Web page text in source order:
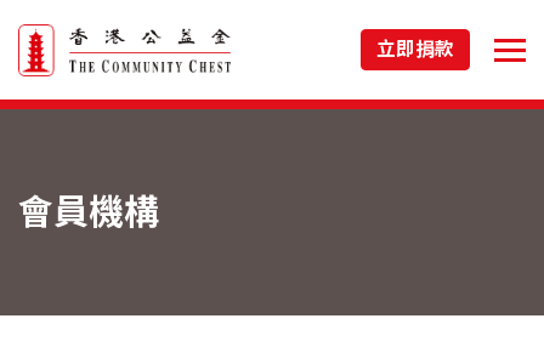
立即捐款
會員機構